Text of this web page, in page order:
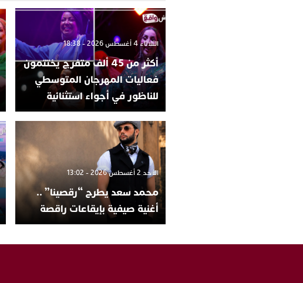
الثلاثاء 4 أغسطس 2026 - 18:38
أكثر من 45 ألف متفرج يختتمون
فعاليات المهرجان المتوسطي
للناظور في أجواء استثنائية
الأحد 2 أغسطس 2026 - 13:02
محمد سعد يطرح “رقصينا” ..
أغنية صيفية بإيقاعات راقصة